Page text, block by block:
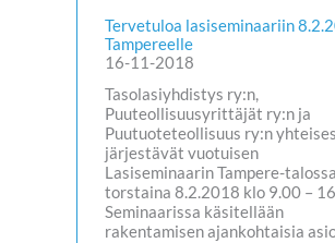
Tervetuloa lasiseminaariin
Tampereelle
16-11-2018
Tasolasiyhdistys ry:n,
Puuteollisuusyrittäjät ry:n ja
Puutuoteteollisuus ry:n
järjestävät vuotuisen
Lasiseminaarin Tampere-talossa
torstaina 8.2.2018 klo 9.00 –
Seminaarissa käsitellään
rakentamisen ajankohtaisia